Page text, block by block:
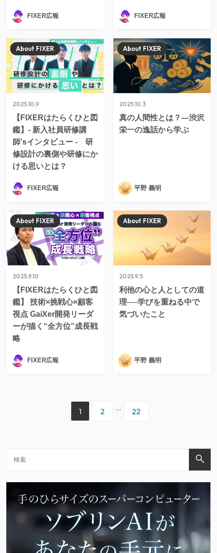
FIXER広報 FIXER広報
2025.10.9
【FIXERはたらくひと図
鑑】- 新入社員研修講
師’sインタビュー - 研
修設計の裏側や研修にか
ける思いとは？
About FIXER
FIXER広報
2025.10.3
真の人間性とは？—渋沢
栄一の逸話から学ぶ
About FIXER
平野 義明
2025.9.10
【FIXERはたらくひと図
鑑】 技術×挑戦心×顧客
視点 GaiXer開発リーダ
ーが描く“全方位”成長戦
略
About FIXER
FIXER広報
2025.9.5
利他の心と人としての道
理──学びを重ねる中で
気づいたこと
About FIXER
平野 義明
1 2 ... 22